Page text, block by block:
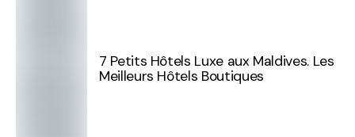
7 Petits Hôtels Luxe aux Maldives. Les
Meilleurs Hôtels Boutiques